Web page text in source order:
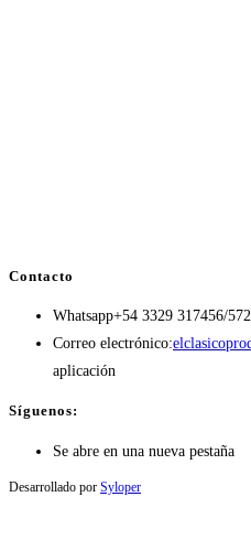
Contacto
Whatsapp+54 3329 317456/
Correo electrónico:
aplicación
Síguenos:
Se abre en una nueva pestaña
Desarrollado por Syloper